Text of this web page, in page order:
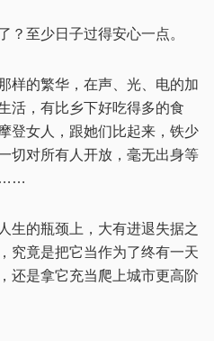
？至少日子过得安心一点。
样的繁华，在声、光、电的加
活，有比乡下好吃得多的食
登女人，跟她们比起来，铁少
切对所有人开放，毫无出身等
……
生的瓶颈上，大有进退失据之
究竟是把它当作为了终有一天
还是拿它充当爬上城市更高阶